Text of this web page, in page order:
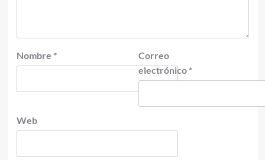
Nombre *
Correo
electrónico *
Web